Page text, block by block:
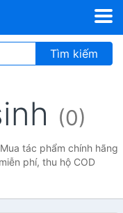
Tìm kiếm
(0)
tác phẩm chính hãng
phí, thu hộ COD